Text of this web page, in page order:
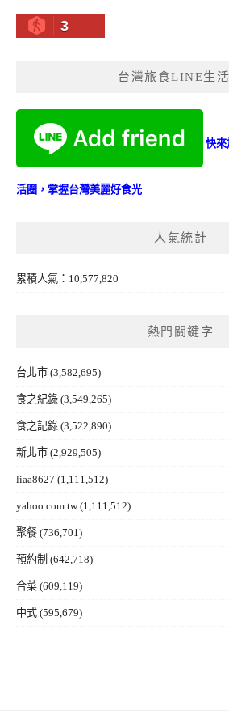
3
台灣旅食LINE生活
快來
活圈，掌握台灣美麗好食光
人氣統計
累積人氣：10,577,820
熱門關鍵字
台北市 (3,582,695)
食之紀錄 (3,549,265)
食之記錄 (3,522,890)
新北市 (2,929,505)
liaa8627 (1,111,512)
yahoo.com.tw(1,111,512)
聚餐 (736,701)
預約制 (642,718)
合菜 (609,119)
中式 (595,679)